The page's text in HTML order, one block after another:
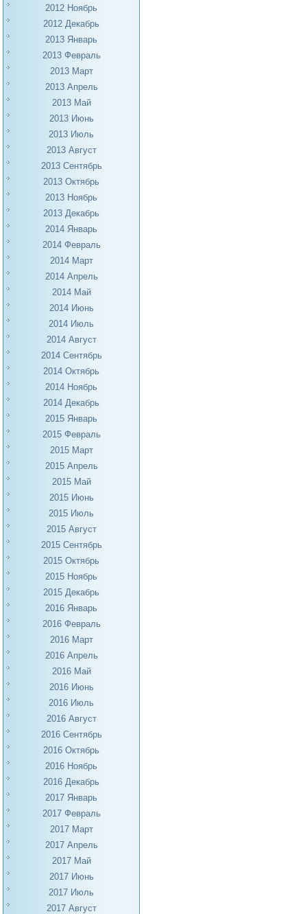
2012 Ноябрь
2012 Декабрь
2013 Январь
2013 Февраль
2013 Март
2013 Апрель
2013 Май
2013 Июнь
2013 Июль
2013 Август
2013 Сентябрь
2013 Октябрь
2013 Ноябрь
2013 Декабрь
2014 Январь
2014 Февраль
2014 Март
2014 Апрель
2014 Май
2014 Июнь
2014 Июль
2014 Август
2014 Сентябрь
2014 Октябрь
2014 Ноябрь
2014 Декабрь
2015 Январь
2015 Февраль
2015 Март
2015 Апрель
2015 Май
2015 Июнь
2015 Июль
2015 Август
2015 Сентябрь
2015 Октябрь
2015 Ноябрь
2015 Декабрь
2016 Январь
2016 Февраль
2016 Март
2016 Апрель
2016 Май
2016 Июнь
2016 Июль
2016 Август
2016 Сентябрь
2016 Октябрь
2016 Ноябрь
2016 Декабрь
2017 Январь
2017 Февраль
2017 Март
2017 Апрель
2017 Май
2017 Июнь
2017 Июль
2017 Август